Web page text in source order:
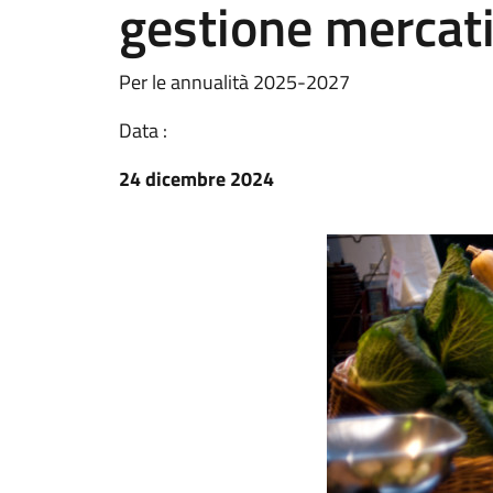
gestione
Per le annualità 2025-2027
Data :
24 dicembre 2024